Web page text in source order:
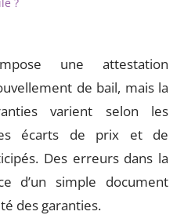
une attestation
de bail, mais la
varient selon les
écarts de prix et de
Des erreurs dans la
d’un simple document
des garanties.